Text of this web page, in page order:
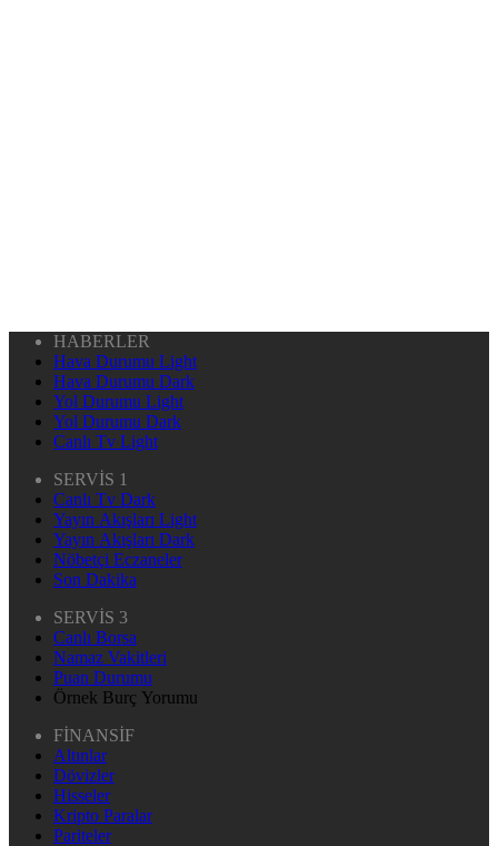
HABERLER
Hava Durumu Light
Hava Durumu Dark
Yol Durumu Light
Yol Durumu Dark
Canlı Tv Light
SERVİS 1
Canlı Tv Dark
Yayın Akışları Light
Yayın Akışları Dark
Nöbetçi Eczaneler
Son Dakika
SERVİS 3
Canlı Borsa
Namaz Vakitleri
Puan Durumu
Örnek Burç Yorumu
FİNANSİF
Altınlar
Dövizler
Hisseler
Kripto Paralar
Pariteler